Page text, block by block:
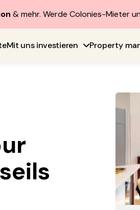
& mehr. Werde Colonies-Mieter
Mit uns investieren Property